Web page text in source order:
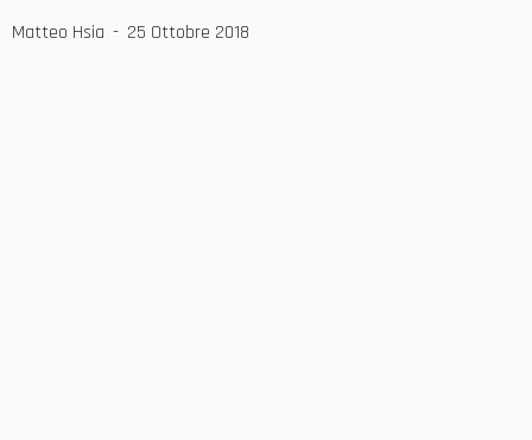
Matteo Hsia 25 Ottobre 2018